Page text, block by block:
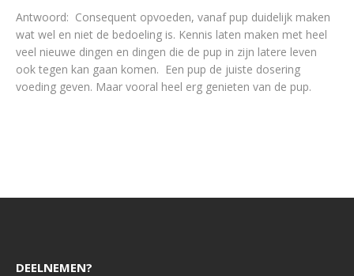
Antwoord: Consequent opvoeden, vanaf pup duidelijk maken
wat wel en niet de bedoeling is. Kennis laten maken met heel
veel nieuwe dingen en dingen die de pup in zijn latere leven
ook tegen kan gaan komen. Een pup de juiste dosering
voeding geven. Maar vooral heel erg genieten van de pup.
DEELNEMEN?